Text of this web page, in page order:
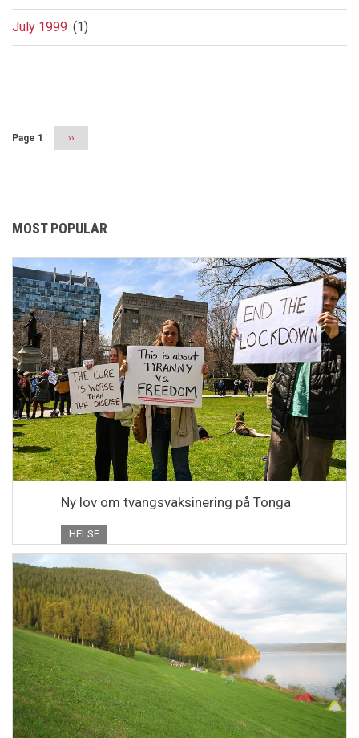
July 1999 (1)
Page 1
Next
page
››
MOST POPULAR
Ny lov om tvangsvaksinering på Tonga
HELSE